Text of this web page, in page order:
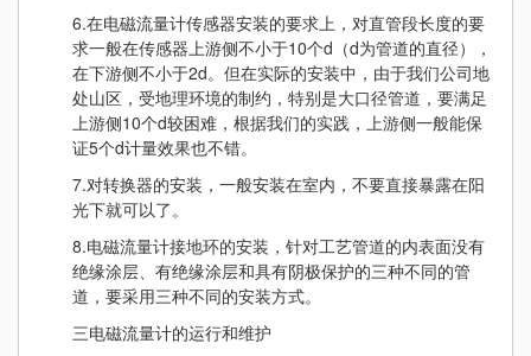
6.在电磁流量计传感器安装的要求上，对直管段长度的要
求一般在传感器上游侧不小于10个d（d为管道的直径），
在下游侧不小于2d。但在实际的安装中，由于我们公司地
处山区，受地理环境的制约，特别是大口径管道，要满足
上游侧10个d较困难，根据我们的实践，上游侧一般能保
证5个d计量效果也不错。
7.对转换器的安装，一般安装在室内，不要直接暴露在阳
光下就可以了。
8.电磁流量计接地环的安装，针对工艺管道的内表面没有
绝缘涂层、有绝缘涂层和具有阴极保护的三种不同的管
道，要采用三种不同的安装方式。
三电磁流量计的运行和维护